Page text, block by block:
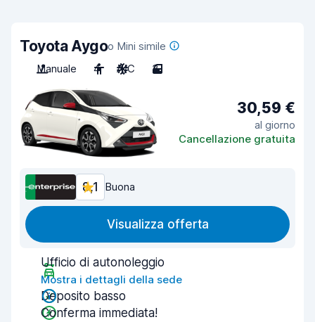
Toyota Aygoo Mini simile
Manuale
4 A/C 3
30,59 €
al giorno
Cancellazione gratuita
8,1 Buona
Visualizza offerta
Ufficio di autonoleggio
Mostra i dettagli della sede
Deposito basso
Conferma immediata!